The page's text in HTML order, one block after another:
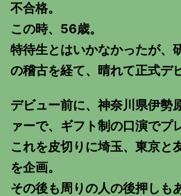
不合格。
この時、56歳。
特待生とはいかなかったが、
の稽古を経て、晴れて正式デ
デビュー前に、神奈川県伊勢
ァーで、ギフト制の口演でプ
これを皮切りに埼玉、東京と
を企画。
その後も周りの人の後押しも